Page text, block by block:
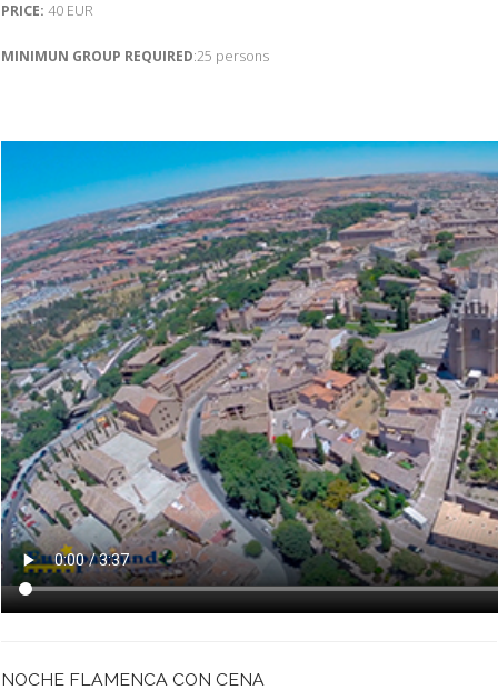
PRICE: 40 EUR
MINIMUN GROUP REQUIRED:25 persons
NOCHE FLAMENCA CON CENA